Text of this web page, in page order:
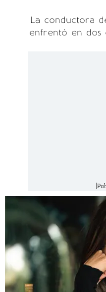
La conductora
enfrentó en dos